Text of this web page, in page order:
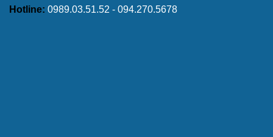
Hotline: 0989.03.51.52 - 094.270.5678